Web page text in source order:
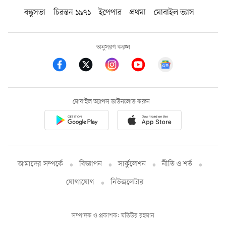
বন্ধুসভা
চিরন্তন ১৯৭১ ইপেপার প্রথমা মোবাইল ভ্যাস
অনুসরণ করুন
মোবাইল অ্যাপস ডাউনলোড করুন
আমাদের সম্পর্কে বিজ্ঞাপন সার্কুলেশন
নীতি ও শর্ত
যোগাযোগ
নিউজলেটার
সম্পাদক ও প্রকাশক: মতিউর রহমান